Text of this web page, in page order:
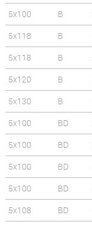
5x100
B
5x118
B
5x118
B
5x120
B
5x130
B
5x100
BD
5x100
BD
5x100
BD
5x100
BD
5x108
BD